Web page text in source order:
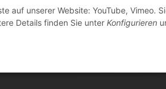
auf unserer Website: YouTube, Vimeo.
Details finden Sie unter Konfigurieren